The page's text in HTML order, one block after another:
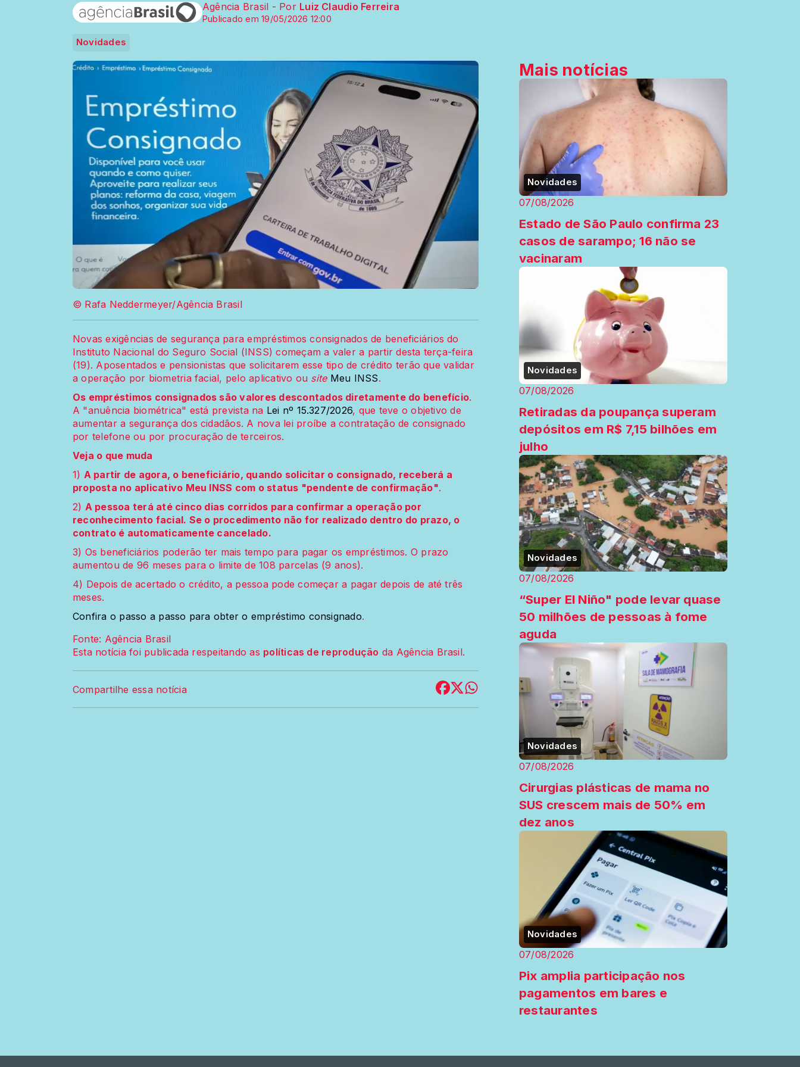
Agência Brasil - Por Luiz Claudio Ferreira
Publicado em 19/05/2026 12:00
Novidades
© Rafa Neddermeyer/Agência Brasil
Novas exigências de segurança para empréstimos consignados de beneficiários do
Instituto Nacional do Seguro Social (INSS) começam a valer a partir desta terça-feira
(19). Aposentados e pensionistas que solicitarem esse tipo de crédito terão que validar
a operação por biometria facial, pelo aplicativo ou site Meu INSS.
Os empréstimos consignados são valores descontados diretamente do benefício.
A "anuência biométrica" está prevista na Lei nº 15.327/2026, que teve o objetivo de
aumentar a segurança dos cidadãos. A nova lei proíbe a contratação de consignado
por telefone ou por procuração de terceiros.
Veja o que muda
1) A partir de agora, o beneficiário, quando solicitar o consignado, receberá a
proposta no aplicativo Meu INSS com o status "pendente de confirmação".
2) A pessoa terá até cinco dias corridos para confirmar a operação por
reconhecimento facial. Se o procedimento não for realizado dentro do prazo, o
contrato é automaticamente cancelado.
3) Os beneficiários poderão ter mais tempo para pagar os empréstimos. O prazo
aumentou de 96 meses para o limite de 108 parcelas (9 anos).
4) Depois de acertado o crédito, a pessoa pode começar a pagar depois de até três
meses.
Confira o passo a passo para obter o empréstimo consignado.
Fonte: Agência Brasil
Esta notícia foi publicada respeitando as políticas de reprodução da Agência Brasil.
Compartilhe essa notícia
Mais notícias
Novidades
07/08/2026
Estado de São Paulo confirma 23
casos de sarampo; 16 não se
vacinaram
Novidades
07/08/2026
Retiradas da poupança superam
depósitos em R$ 7,15 bilhões em
julho
Novidades
07/08/2026
“Super El Niño" pode levar quase
50 milhões de pessoas à fome
aguda
Novidades
07/08/2026
Cirurgias plásticas de mama no
SUS crescem mais de 50% em
dez anos
Novidades
07/08/2026
Pix amplia participação nos
pagamentos em bares e
restaurantes